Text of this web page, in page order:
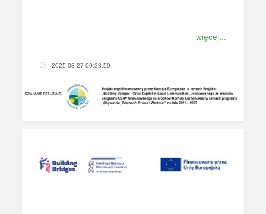
więcej...
2025-03-27 09:38:59